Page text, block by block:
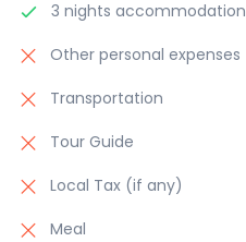
3 nights accommodation
Other personal expenses
Transportation
Tour Guide
Local Tax (if any)
Meal